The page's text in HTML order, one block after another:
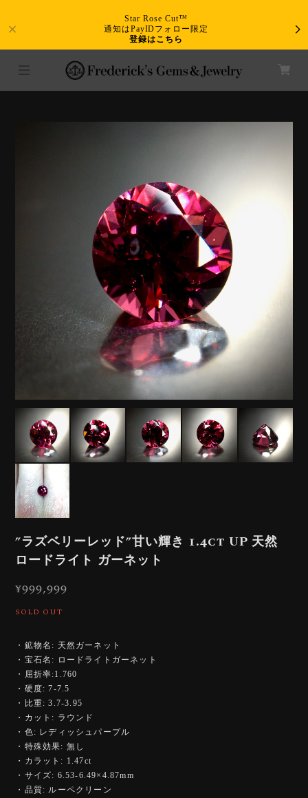
Star Rose Cut™
通知はPayIDフォロー限定
登録はこちら
”ラズベリーレッド”甘い輝き 1.4ct UP 天然
ロードライト ガーネット
¥999,999
SOLD OUT
・鉱物名: 天然ガーネット
・宝石名: ロードライトガーネット
・屈折率:1.760
・硬度: 7-7.5
・比重: 3.7-3.95
・カット: ラウンド
・色: レディッシュパープル
・特殊効果: 無し
・カラット: 1.47ct
・サイズ: 6.53-6.49×4.87mm
・品質: ルーペクリーン